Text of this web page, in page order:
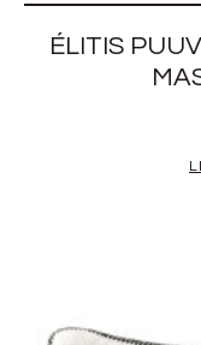
ÉLITIS